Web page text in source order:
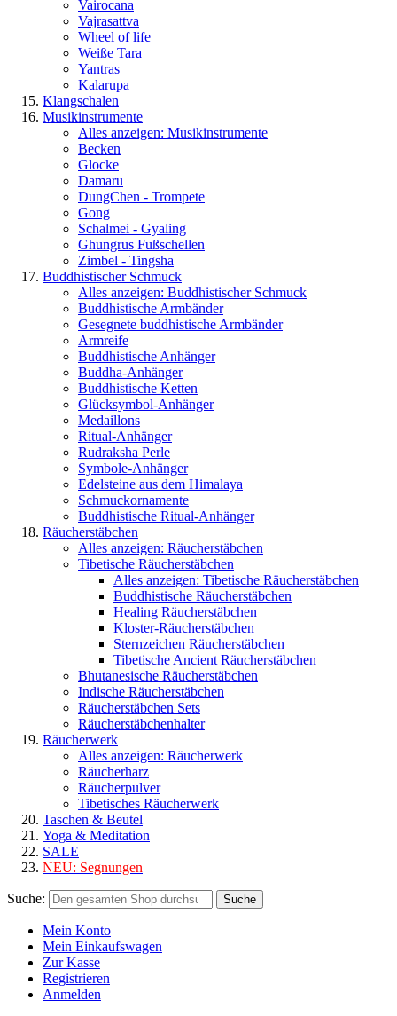
Vairocana
Vajrasattva
Wheel of life
Weiße Tara
Yantras
Kalarupa
Klangschalen
Musikinstrumente
Alles anzeigen: Musikinstrumente
Becken
Glocke
Damaru
DungChen - Trompete
Gong
Schalmei - Gyaling
Ghungrus Fußschellen
Zimbel - Tingsha
Buddhistischer Schmuck
Alles anzeigen: Buddhistischer Schmuck
Buddhistische Armbänder
Gesegnete buddhistische Armbänder
Armreife
Buddhistische Anhänger
Buddha-Anhänger
Buddhistische Ketten
Glücksymbol-Anhänger
Medaillons
Ritual-Anhänger
Rudraksha Perle
Symbole-Anhänger
Edelsteine aus dem Himalaya
Schmuckornamente
Buddhistische Ritual-Anhänger
Räucherstäbchen
Alles anzeigen: Räucherstäbchen
Tibetische Räucherstäbchen
Alles anzeigen: Tibetische Räucherstäbchen
Buddhistische Räucherstäbchen
Healing Räucherstäbchen
Kloster-Räucherstäbchen
Sternzeichen Räucherstäbchen
Tibetische Ancient Räucherstäbchen
Bhutanesische Räucherstäbchen
Indische Räucherstäbchen
Räucherstäbchen Sets
Räucherstäbchenhalter
Räucherwerk
Alles anzeigen: Räucherwerk
Räucherharz
Räucherpulver
Tibetisches Räucherwerk
Taschen & Beutel
Yoga & Meditation
SALE
NEU: Segnungen
Suche: Suche
Mein Konto
Mein Einkaufswagen
Zur Kasse
Registrieren
Anmelden